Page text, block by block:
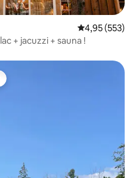
Note
4,95 (553)
+ jacuzzi + sauna !
les plus aimés